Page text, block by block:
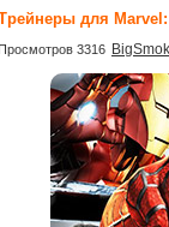
для
Просмотров 3316